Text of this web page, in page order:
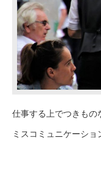
仕事する上でつきもの
ミスコミュニケーショ